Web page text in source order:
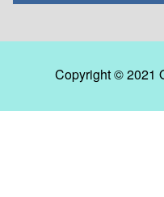
Copyright © 2021